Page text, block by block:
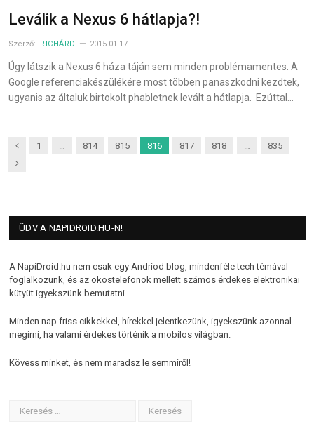
Leválik a Nexus 6 hátlapja?!
Szerző: RICHÁRD 2015-01-17
Úgy látszik a Nexus 6 háza táján sem minden problémamentes. A
Google referenciakészülékére most többen panaszkodni kezdtek,
ugyanis az általuk birtokolt phabletnek levált a hátlapja. Ezúttal…
Previous
1 814 815 816 817 818
835
Next
ÜDV A NAPIDROID.HU-N!
A NapiDroid.hu nem csak egy Andriod blog, mindenféle tech témával
foglalkozunk, és az okostelefonok mellett számos érdekes elektronikai
kütyüt igyekszünk bemutatni.
Minden nap friss cikkekkel, hírekkel jelentkezünk, igyekszünk azonnal
megírni, ha valami érdekes történik a mobilos világban.
Kövess minket, és nem maradsz le semmiről!